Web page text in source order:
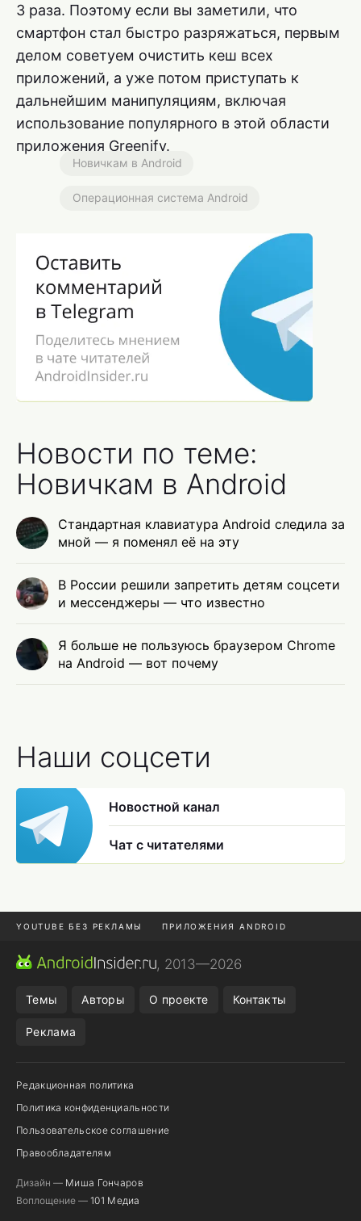
3 раза. Поэтому если вы заметили, что
смартфон стал быстро разряжаться, первым
делом советуем очистить кеш всех
приложений, а уже потом приступать к
дальнейшим манипуляциям, включая
использование популярного в этой области
приложения Greenify.
Новичкам в Android
Операционная система Android
Новости по теме:
Новичкам в Android
Стандартная клавиатура Android следила за
мной — я поменял её на эту
В России решили запретить детям соцсети
и мессенджеры — что известно
Я больше не пользуюсь браузером Chrome
на Android — вот почему
Наши соцсети
Новостной канал
Чат с читателями
YOUTUBE БЕЗ РЕКЛАМЫ ПРИЛОЖЕНИЯ ANDROID
МЕССЕНДЖЕРЫ ONE UI 8.5
, 2013—2026
Темы Авторы О проекте Контакты
Реклама
Редакционная политика
Политика конфиденциальности
Пользовательское соглашение
Правообладателям
Дизайн — Миша Гончаров
Воплощение — 101 Медиа